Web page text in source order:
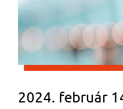
2024. február